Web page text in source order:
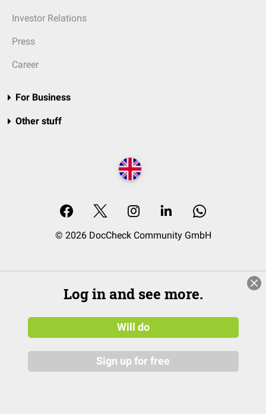
Investor Relations
Press
Career
For Business
Other stuff
© 2026 DocCheck Community GmbH
Log in and see more.
Will do
Sign up for free